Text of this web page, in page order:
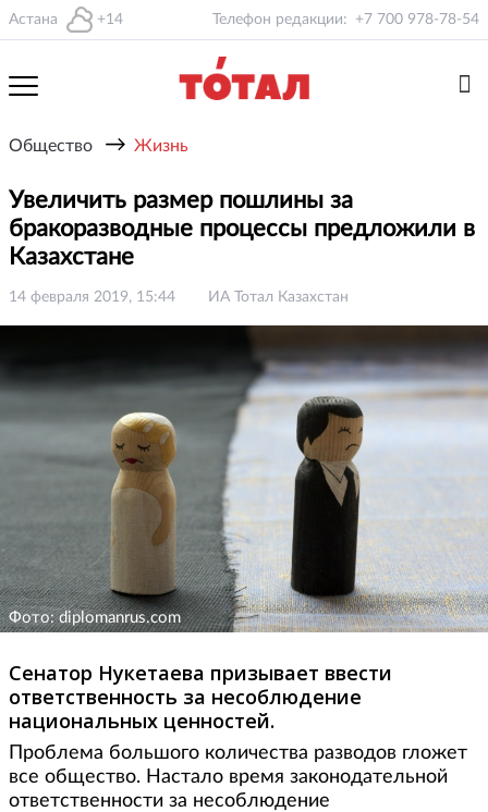
Астана +14 Телефон редакции: +7 700 978-78-54
Общество → Жизнь
Увеличить размер пошлины за
бракоразводные процессы предложили в
Казахстане
14 февраля 2019, 15:44 ИА Тотал Казахстан
Фото: diplomanrus.com
Сенатор Нукетаева призывает ввести
ответственность за несоблюдение
национальных ценностей.
Проблема большого количества разводов гложет
все общество. Настало время законодательной
ответственности за несоблюдение